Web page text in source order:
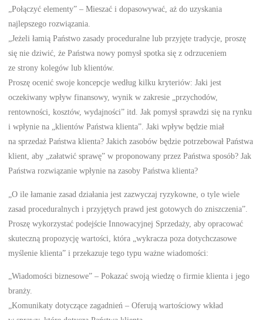
„Połączyć elementy” – Mieszać i dopasowywać, aż do uzyskania
najlepszego rozwiązania.
„Jeżeli łamią Państwo zasady proceduralne lub przyjęte tradycje, proszę
się nie dziwić, że Państwa nowy pomysł spotka się z odrzuceniem
ze strony kolegów lub klientów.
Proszę ocenić swoje koncepcje według kilku kryteriów: Jaki jest
oczekiwany wpływ finansowy, wynik w zakresie „przychodów,
rentowności, kosztów, wydajności” itd. Jak pomysł sprawdzi się na rynku
i wpłynie na „klientów Państwa klienta”. Jaki wpływ będzie miał
na sprzedaż Państwa klienta? Jakich zasobów będzie potrzebował Państwa
klient, aby „załatwić sprawę” w proponowany przez Państwa sposób? Jak
Państwa rozwiązanie wpłynie na zasoby Państwa klienta?
„O ile łamanie zasad działania jest zazwyczaj ryzykowne, o tyle wiele
zasad proceduralnych i przyjętych prawd jest gotowych do zniszczenia”.
Proszę wykorzystać podejście Innowacyjnej Sprzedaży, aby opracować
skuteczną propozycję wartości, która „wykracza poza dotychczasowe
myślenie klienta” i przekazuje tego typu ważne wiadomości:
„Wiadomości biznesowe” – Pokazać swoją wiedzę o firmie klienta i jego
branży.
„Komunikaty dotyczące zagadnień – Oferują wartościowy wkład